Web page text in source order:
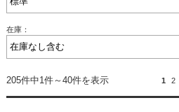
在庫：
205件中1件～40件を表示 1 2